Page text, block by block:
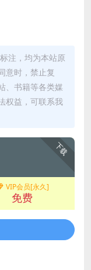
注，均为本站原
意时，禁止复
、书籍等各类媒
权益，可联系我
下载
VIP会员[永久]
免费